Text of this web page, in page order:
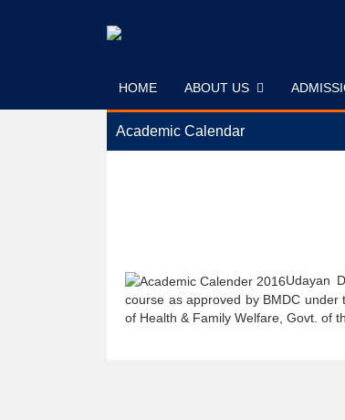
HOME ABOUT US
Academic Calendar
Udayan
course as approved by BMDC
of Health & Family Welfare, Govt. of